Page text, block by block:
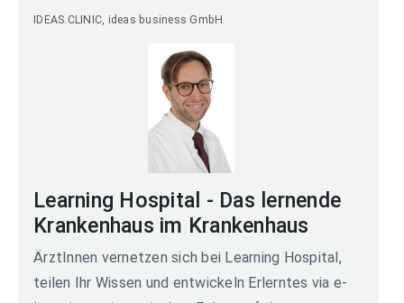
IDEAS.CLINIC, ideas business GmbH
Learning Hospital - Das lernende
Krankenhaus im Krankenhaus
ÄrztInnen vernetzen sich bei Learning Hospital,
teilen Ihr Wissen und entwickeln Erlerntes via e-